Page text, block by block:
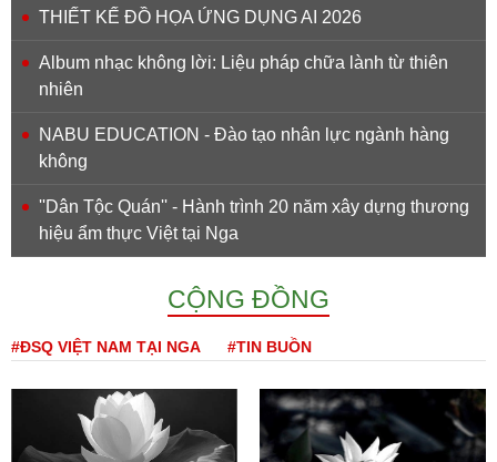
THIẾT KẾ ĐỒ HỌA ỨNG DỤNG AI 2026
Album nhạc không lời: Liệu pháp chữa lành từ thiên
nhiên
NABU EDUCATION - Đào tạo nhân lực ngành hàng
không
''Dân Tộc Quán'' - Hành trình 20 năm xây dựng thương
hiệu ẩm thực Việt tại Nga
CỘNG ĐỒNG
#ĐSQ VIỆT NAM TẠI NGA #TIN BUỒN